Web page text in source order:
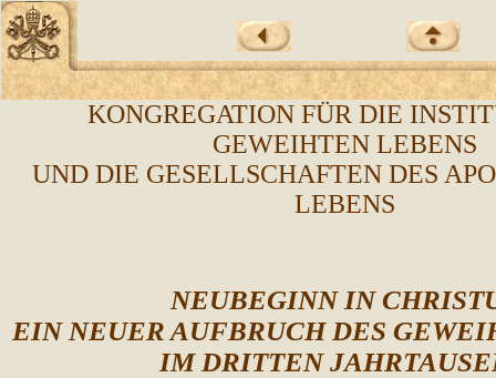
KONGREGATION FÜR DIE
GEWEIHTEN LEBENS
UND DIE GESELLSCHAFTEN DES
LEBENS
NEUBEGINN IN
EIN NEUER AUFBRUCH DES
IM DRITTEN